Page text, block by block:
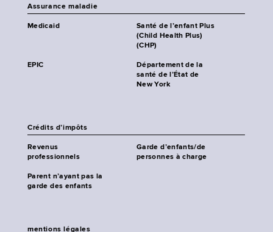
Assurance maladie
Medicaid
Santé de l’enfant Plus
(Child Health Plus)
(CHP)
EPIC
Département de la
santé de l’État de
New York
Crédits d’impôts
Revenus
professionnels
Garde d’enfants/de
personnes à charge
Parent n’ayant pas la
garde des enfants
mentions légales